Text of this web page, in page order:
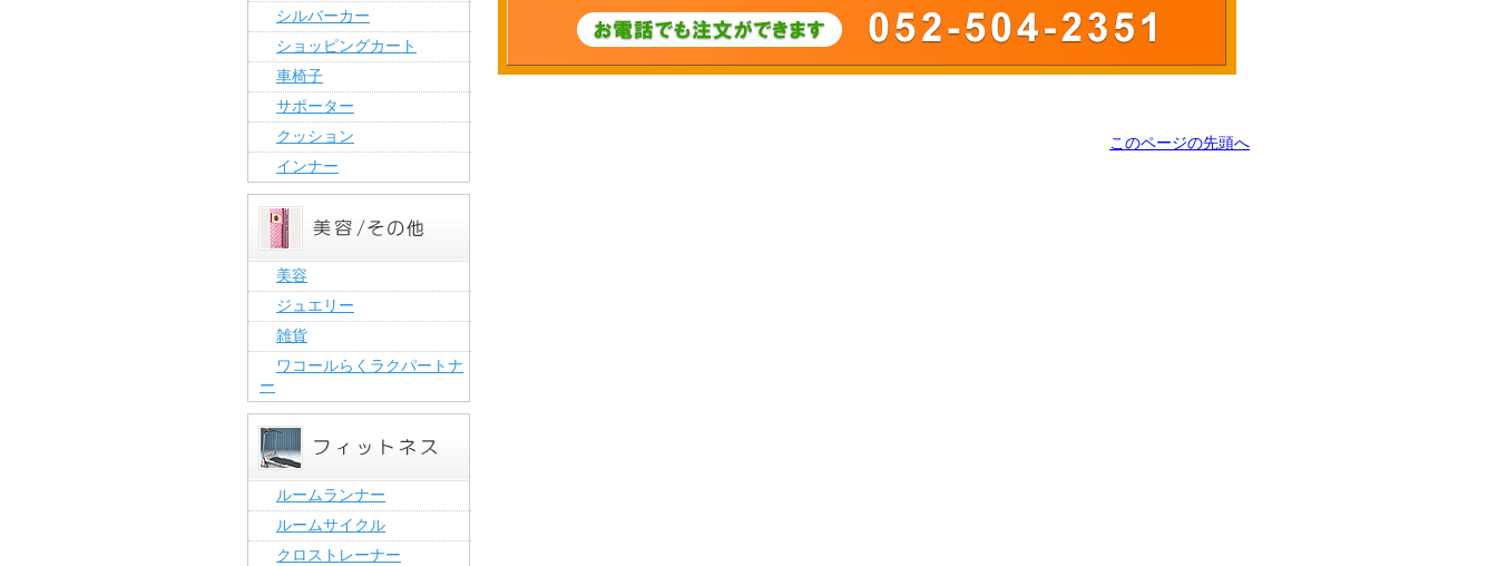
このページの先頭へ
シルバーカー
ショッピングカート
車椅子
サポーター
クッション
インナー
美容
ジュエリー
雑貨
ワコールらくラクパートナ
ー
ルームランナー
ルームサイクル
クロストレーナー